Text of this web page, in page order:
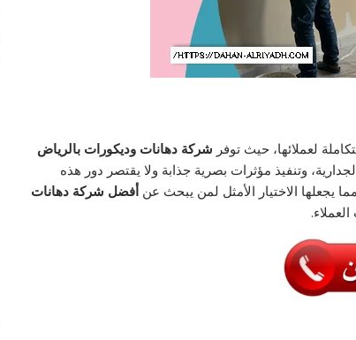
لعملائها، حيث توفر شركة دهانات وديكورات بالرياض
وتنفيذ مؤثرات بصرية جذابة ولا يقتصر دور هذه
الاختيار الأمثل لمن يبحث عن أفضل شركة دهانات